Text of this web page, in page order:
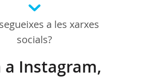
a les xarxes
socials?
a Instagram,